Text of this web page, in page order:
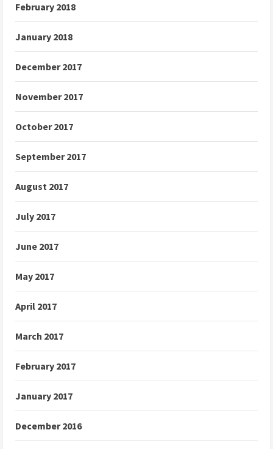
February 2018
January 2018
December 2017
November 2017
October 2017
September 2017
August 2017
July 2017
June 2017
May 2017
April 2017
March 2017
February 2017
January 2017
December 2016